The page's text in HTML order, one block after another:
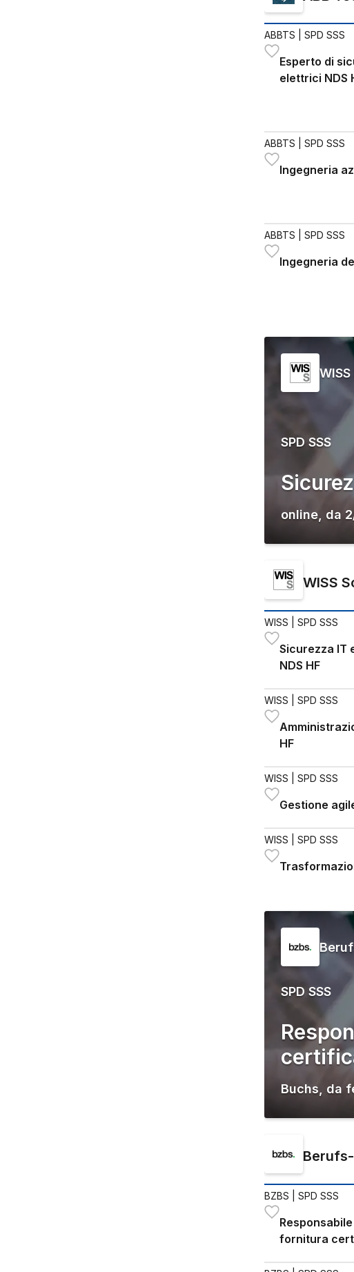
ABBTS | SPD SSS
Esperto di
elettrici NDS
ABBTS | SPD SSS
Ingegneria
ABBTS | SPD SSS
Ingegneria
SPD SSS
online, da
WISS
WISS | SPD SSS
Sicurezza IT
NDS HF
WISS | SPD SSS
HF
WISS | SPD SSS
Gestione
WISS | SPD SSS
SPD SSS
Buchs da
BZBS | SPD SSS
fornitura